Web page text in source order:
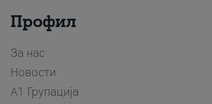
Профил
За нас
Новости
А1 Групација